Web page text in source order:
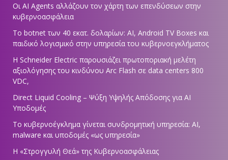
Οι AI Agents αλλάζουν τον χάρτη των επενδύσεων στην
κυβερνοασφάλεια
Το botnet των 40 εκατ. δολαρίων: AI, Android TV Boxes και
παιδικό λογισμικό στην υπηρεσία του κυβερνοεγκλήματος
Η Schneider Electric παρουσιάζει πρωτοποριακή μελέτη
αξιολόγησης του κινδύνου Arc Flash σε data centers 800
VDC,
Direct Liquid Cooling – Ψύξη Υψηλής Απόδοσης για AI
Υποδομές
Το κυβερνοέγκλημα γίνεται συνδρομητική υπηρεσία: AI,
malware και υποδομές «ως υπηρεσία»
Η «Στρογγυλή Θεά» της Κυβερνοασφάλειας